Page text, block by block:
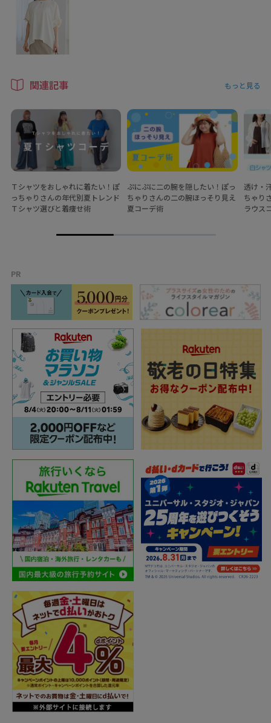
関連記事 もっと見る
Ｔシャツをおしゃれに着たい！ぽ
っちゃりさんの年代別夏トレンド
Ｔシャツ選びと着痩せ術
ぷにぷに二の腕を隠したい！ぽっ
ちゃりさんの二の腕ほっそり見え
夏コーデ術
透け・
ちゃり
ラウス
PR